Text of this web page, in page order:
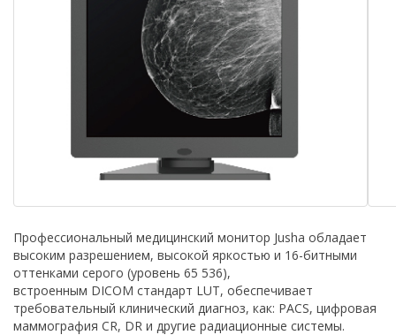
Профессиональный медицинский монитор Jusha обладает
высоким разрешением, высокой яркостью и 16-битными
оттенками серого (уровень 65 536),
встроенным DICOM стандарт LUT, обеспечивает
требовательный клинический диагноз, как: PACS, цифровая
маммография CR, DR и другие радиационные системы.